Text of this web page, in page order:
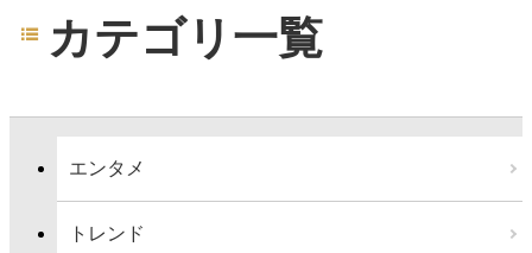
カテゴリ一覧
エンタメ
トレンド